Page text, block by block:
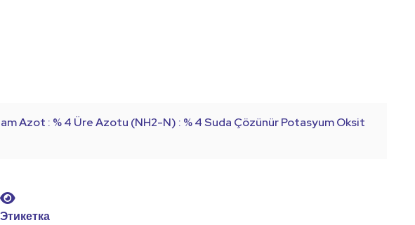
Azot : % 4 Üre Azotu (NH2-N) : % 4 Suda Çözünür Potasyum Oksit
Этикетка